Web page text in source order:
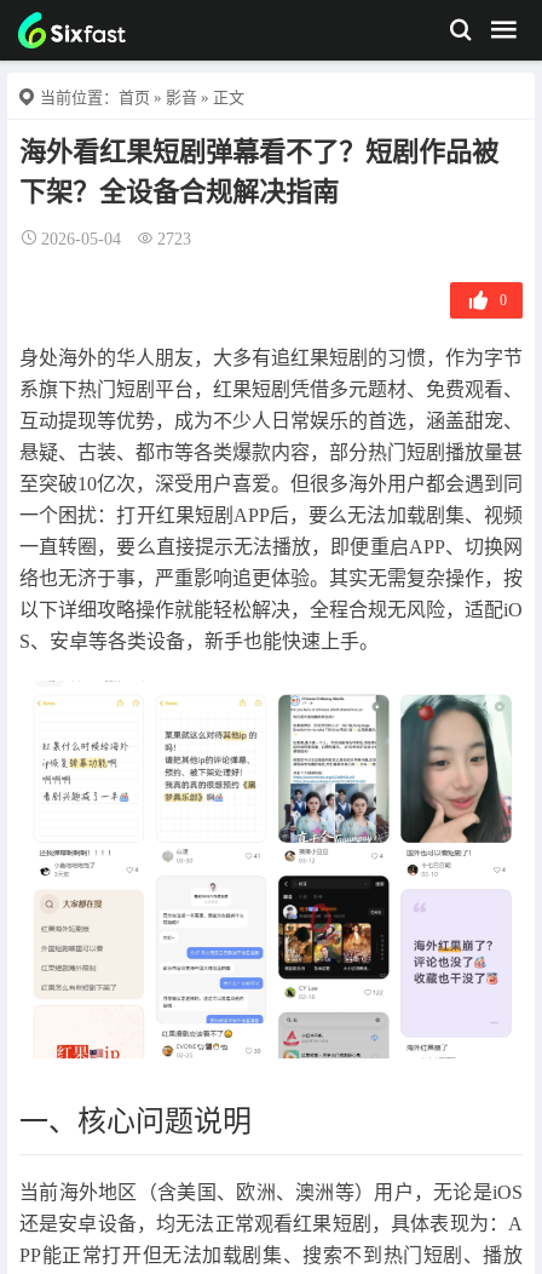
当前位置： 首页 » 影音 » 正文
海外看红果短剧弹幕看不了？短剧作品被
下架？全设备合规解决指南
2026-05-04 2723
0
身处海外的华人朋友，大多有追红果短剧的习惯，作为字节
系旗下热门短剧平台，红果短剧凭借多元题材、免费观看、
互动提现等优势，成为不少人日常娱乐的首选，涵盖甜宠、
悬疑、古装、都市等各类爆款内容，部分热门短剧播放量甚
至突破10亿次，深受用户喜爱。但很多海外用户都会遇到同
一个困扰：打开红果短剧APP后，要么无法加载剧集、视频
一直转圈，要么直接提示无法播放，即便重启APP、切换网
络也无济于事，严重影响追更体验。其实无需复杂操作，按
以下详细攻略操作就能轻松解决，全程合规无风险，适配iO
S、安卓等各类设备，新手也能快速上手。
一、核心问题说明
当前海外地区（含美国、欧洲、澳洲等）用户，无论是iOS
还是安卓设备，均无法正常观看红果短剧，具体表现为：A
PP能正常打开但无法加载剧集、搜索不到热门短剧、播放